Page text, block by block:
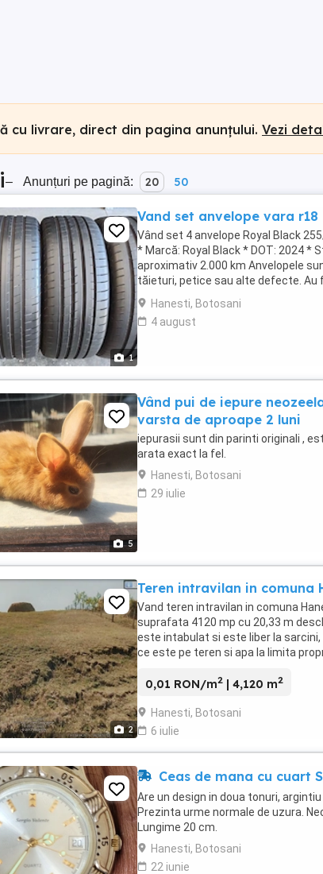
cu livrare, direct din pagina anunțului. Vezi
– Anunțuri pe pagină: 20 50
1
Vand set anvelope vara r18
Vând set 4 anvelope Royal Black
* Marcă: Royal Black * DOT: 2024 *
aproximativ 2.000 km Anvelopele
tăieturi, petice sau alte defecte.
lei negociabil. (Noi costă ...
Hanesti, Botosani
4 august
5
Vând pui de iepure
varsta de aproape 2 luni
iepurasii sunt din parinti originali ,
arata exact la fel.
Hanesti, Botosani
29 iulie
2
Teren intravilan in comuna
Vand teren intravilan in comuna
suprafata 4120 mp cu 20,33 m
este intabulat si este liber la
ce este pe teren si apa la limita
0,01 RON/m2 | 4,120 m2
Hanesti, Botosani
6 iulie
Ceas de mana cu cuart
Are un design in doua tonuri,
Prezinta urme normale de uzura.
Lungime 20 cm.
Hanesti, Botosani
22 iunie